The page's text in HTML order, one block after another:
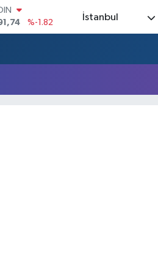
%-1.82
%0.18
İstanbul